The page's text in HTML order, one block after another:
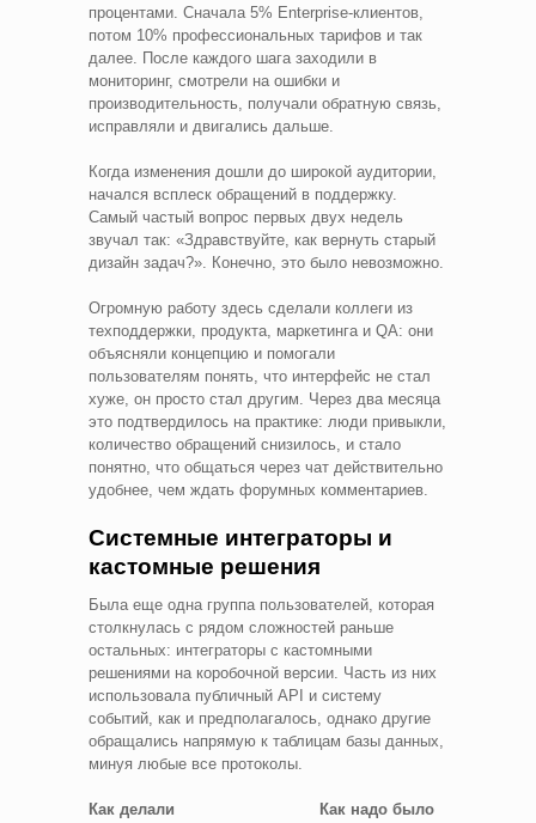
процентами. Сначала 5% Enterprise-клиентов,
потом 10% профессиональных тарифов и так
далее. После каждого шага заходили в
мониторинг, смотрели на ошибки и
производительность, получали обратную связь,
исправляли и двигались дальше.
Когда изменения дошли до широкой аудитории,
начался всплеск обращений в поддержку.
Самый частый вопрос первых двух недель
звучал так: «Здравствуйте, как вернуть старый
дизайн задач?». Конечно, это было невозможно.
Огромную работу здесь сделали коллеги из
техподдержки, продукта, маркетинга и QA: они
объясняли концепцию и помогали
пользователям понять, что интерфейс не стал
хуже, он просто стал другим. Через два месяца
это подтвердилось на практике: люди привыкли,
количество обращений снизилось, и стало
понятно, что общаться через чат действительно
удобнее, чем ждать форумных комментариев.
Системные интеграторы и
кастомные решения
Была еще одна группа пользователей, которая
столкнулась с рядом сложностей раньше
остальных: интеграторы с кастомными
решениями на коробочной версии. Часть из них
использовала публичный API и систему
событий, как и предполагалось, однако другие
обращались напрямую к таблицам базы данных,
минуя любые все протоколы.
Как делали Как надо было